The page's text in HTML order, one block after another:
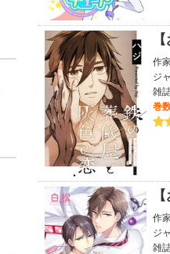
作
ジ
雑
巻
作
ジ
雑